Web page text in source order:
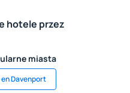
hotele przez
miasta
Davenport